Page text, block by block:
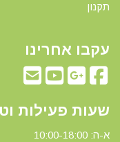
תקנון
עקבו אחרינו
שעות פעילות
א-ה: 10:00-18:00